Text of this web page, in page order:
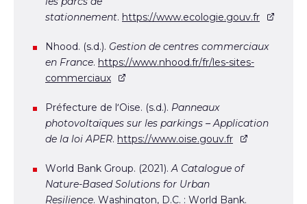
stationnement. https://www.ecologie.gouv.fr
Nhood. (s.d.). Gestion de centres commerciaux
en France. https://www.nhood.fr/fr/les-sites-
commerciaux
Préfecture de l’Oise. (s.d.). Panneaux
photovoltaïques sur les parkings – Application
de la loi APER. https://www.oise.gouv.fr
World Bank Group. (2021).A Catalogue of
Nature-Based Solutions for Urban
Resilience. Washington, D.C. : World Bank.